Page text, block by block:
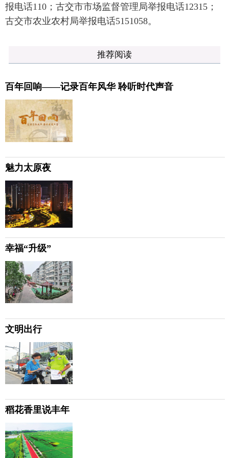
报电话110；古交市市场监督管理局举报电话12315；
古交市农业农村局举报电话5151058。
推荐阅读
百年回响——记录百年风华 聆听时代声音
魅力太原夜
幸福“升级”
文明出行
稻花香里说丰年